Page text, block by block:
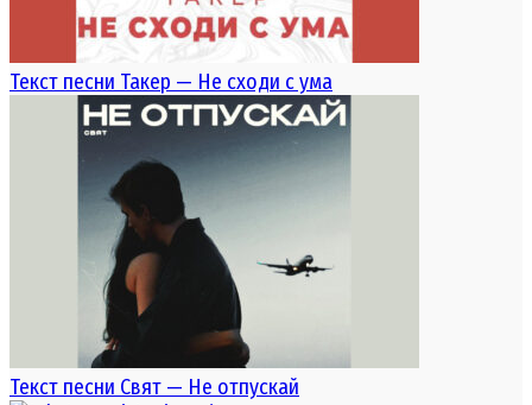
Текст песни Такер — Не сходи с ума
Текст песни Свят — Не отпускай